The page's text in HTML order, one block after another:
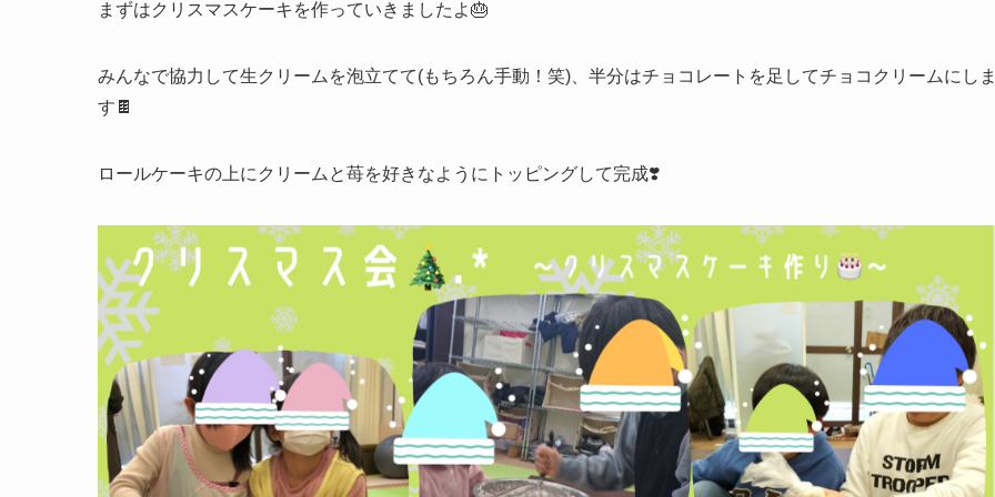
まずはクリスマスケーキを作っていきましたよ🎂
みんなで協力して生クリームを泡立てて(もちろん手動！笑)、半分はチョコレートを足してチョコクリームにし
す🍫
ロールケーキの上にクリームと苺を好きなようにトッピングして完成❣️